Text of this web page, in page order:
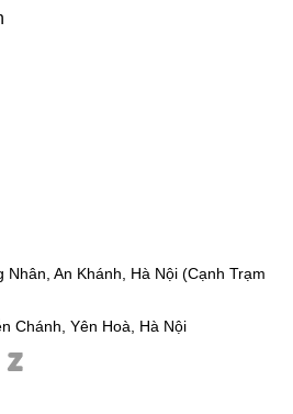
An Khánh, Hà Nội (Cạnh Trạm
Chánh, Yên Hoà, Hà Nội